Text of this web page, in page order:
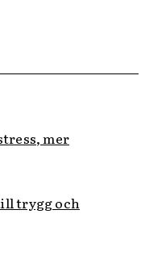
mer
trygg och